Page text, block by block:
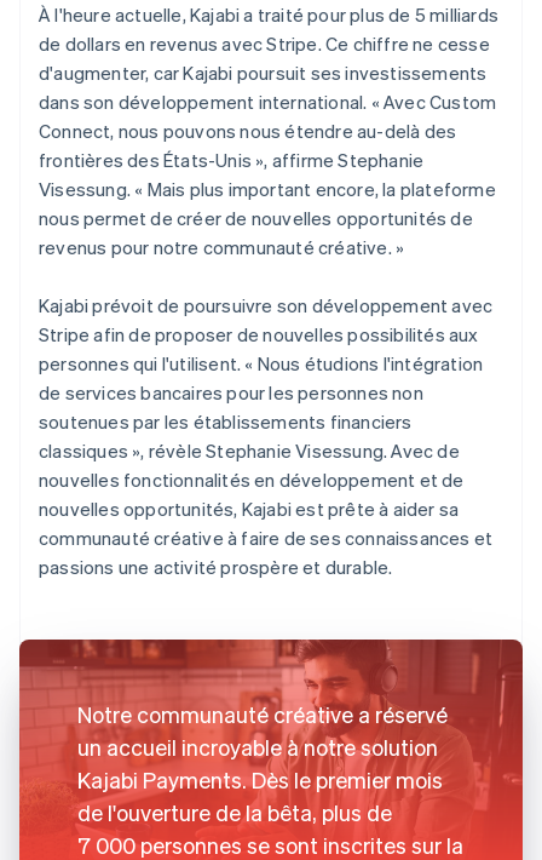
À l'heure actuelle, Kajabi a traité pour plus de 5 milliards
de dollars en revenus avec Stripe. Ce chiffre ne cesse
d'augmenter, car Kajabi poursuit ses investissements
dans son développement international. « Avec Custom
Connect, nous pouvons nous étendre au-delà des
frontières des États-Unis », affirme Stephanie
Visessung. « Mais plus important encore, la plateforme
nous permet de créer de nouvelles opportunités de
revenus pour notre communauté créative. »
Kajabi prévoit de poursuivre son développement avec
Stripe afin de proposer de nouvelles possibilités aux
personnes qui l'utilisent. « Nous étudions l'intégration
de services bancaires pour les personnes non
soutenues par les établissements financiers
classiques », révèle Stephanie Visessung. Avec de
nouvelles fonctionnalités en développement et de
nouvelles opportunités, Kajabi est prête à aider sa
communauté créative à faire de ses connaissances et
passions une activité prospère et durable.
Notre communauté créative a réservé
un accueil incroyable à notre solution
Kajabi Payments. Dès le premier mois
de l'ouverture de la bêta, plus de
7 000 personnes se sont inscrites sur la